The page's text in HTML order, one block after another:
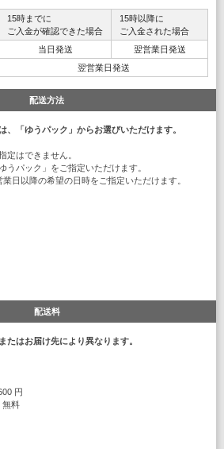
15時までに
ご入金が確認できた場合
15時以降に
ご入金された場合
当日発送
翌営業日発送
翌営業日発送
配送方法
、「ゆうパック」からお選びいただけます。
定はできません。
うパック」をご指定いただけます。
日以降の希望の日時をご指定いただけます。
配送料
たはお届け先により異なります。
円
無料